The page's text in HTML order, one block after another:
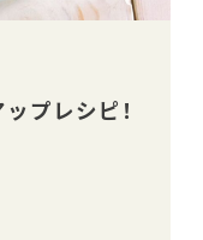
プレシピ！